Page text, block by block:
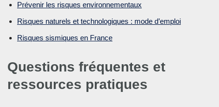
Prévenir les risques environnementaux
Risques naturels et technologiques : mode d’emploi
Risques sismiques en France
Questions fréquentes et
ressources pratiques